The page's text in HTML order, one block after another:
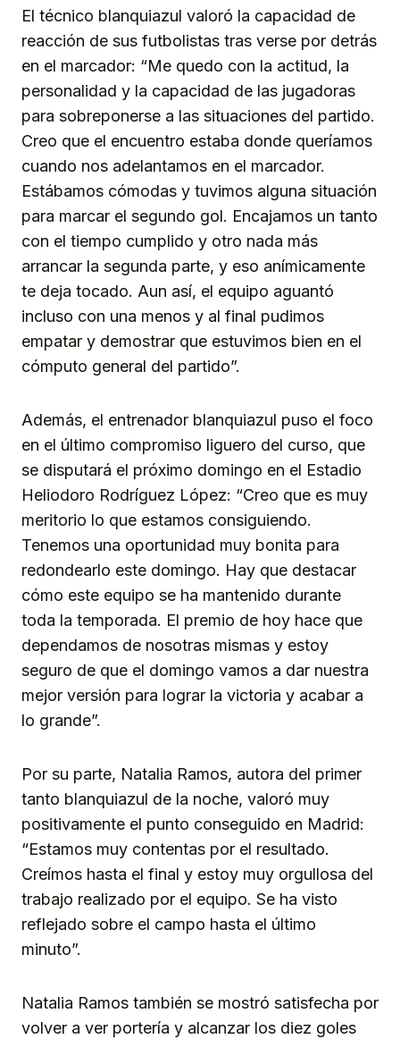
El técnico blanquiazul valoró la capacidad de
reacción de sus futbolistas tras verse por detrás
en el marcador: “Me quedo con la actitud, la
personalidad y la capacidad de las jugadoras
para sobreponerse a las situaciones del partido.
Creo que el encuentro estaba donde queríamos
cuando nos adelantamos en el marcador.
Estábamos cómodas y tuvimos alguna situación
para marcar el segundo gol. Encajamos un tanto
con el tiempo cumplido y otro nada más
arrancar la segunda parte, y eso anímicamente
te deja tocado. Aun así, el equipo aguantó
incluso con una menos y al final pudimos
empatar y demostrar que estuvimos bien en el
cómputo general del partido”.
Además, el entrenador blanquiazul puso el foco
en el último compromiso liguero del curso, que
se disputará el próximo domingo en el Estadio
Heliodoro Rodríguez López: “Creo que es muy
meritorio lo que estamos consiguiendo.
Tenemos una oportunidad muy bonita para
redondearlo este domingo. Hay que destacar
cómo este equipo se ha mantenido durante
toda la temporada. El premio de hoy hace que
dependamos de nosotras mismas y estoy
seguro de que el domingo vamos a dar nuestra
mejor versión para lograr la victoria y acabar a
lo grande”.
Por su parte, Natalia Ramos, autora del primer
tanto blanquiazul de la noche, valoró muy
positivamente el punto conseguido en Madrid:
“Estamos muy contentas por el resultado.
Creímos hasta el final y estoy muy orgullosa del
trabajo realizado por el equipo. Se ha visto
reflejado sobre el campo hasta el último
minuto”.
Natalia Ramos también se mostró satisfecha por
volver a ver portería y alcanzar los diez goles